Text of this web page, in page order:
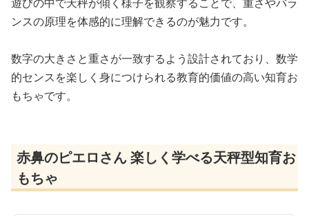
ンスの原理を体感的に理解できるのが魅力です。
数字の大きさと重さが一致するよう設計されており、数学
的センスを楽しく身につけられる教育的価値の高い知育お
もちゃです。
赤鼻のピエロさん 楽しく学べる天秤型知育お
もちゃ